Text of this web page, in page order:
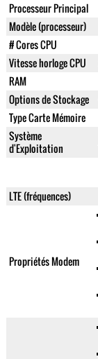
Processeur Principal
Modèle (processeur)
# Cores CPU
Vitesse horloge CPU
RAM
Options de Stockage
Type Carte Mémoire
Système
d'Exploitation
LTE (fréquences)
Propriétés Modem